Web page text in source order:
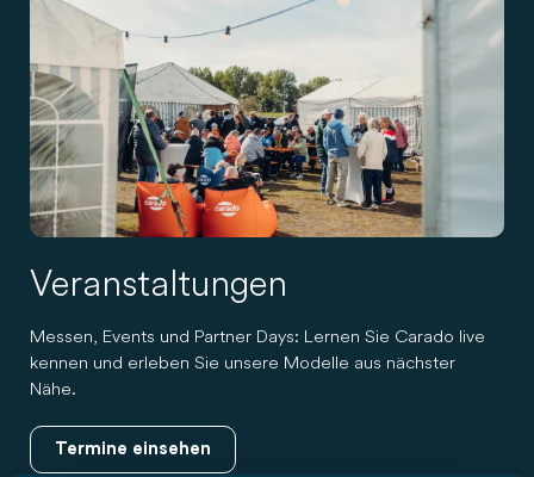
Veranstaltungen
Messen, Events und Partner Days: Lernen Sie Carado live
kennen und erleben Sie unsere Modelle aus nächster
Nähe.
Termine einsehen